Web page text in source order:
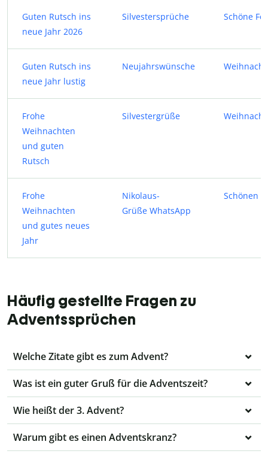
Guten Rutsch ins
neue Jahr 2026
Silvestersprüche Schöne
Guten Rutsch ins
neue Jahr lustig
Neujahrswünsche
Frohe
Weihnachten
und guten
Rutsch
Silvestergrüße
Frohe
Weihnachten
und gutes neues
Jahr
Nikolaus-
Grüße WhatsApp
Schönen
Häufig gestellte Fragen zu
Adventssprüchen
Welche Zitate gibt es zum Advent?
Was ist ein guter Gruß für die Adventszeit?
Wie heißt der 3. Advent?
Warum gibt es einen Adventskranz?